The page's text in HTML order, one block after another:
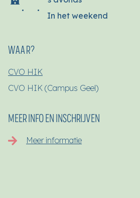
In het weekend
WAAR?
CVO HIK
CVO HIK (Campus Geel)
MEER INFO EN INSCHRIJVEN
Meer informatie